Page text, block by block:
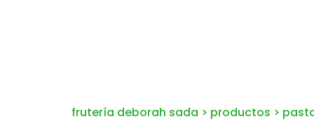
frutería deborah sada > productos >